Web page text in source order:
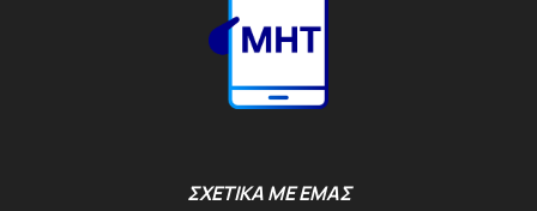
ΣΧΕΤΙΚΑ ΜΕ ΕΜΑΣ